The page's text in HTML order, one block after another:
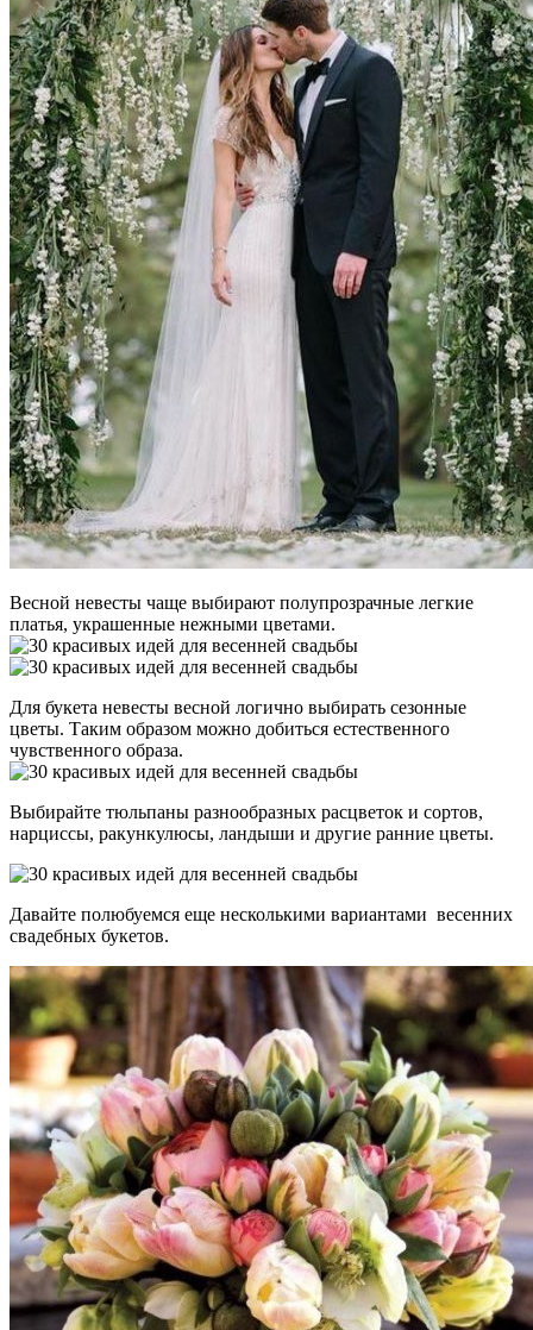
Весной невесты чаще выбирают полупрозрачные легкие
платья, украшенные нежными цветами.
Для букета невесты весной логично выбирать сезонные
цветы. Таким образом можно добиться естественного
чувственного образа.
Выбирайте тюльпаны разнообразных расцветок и сортов,
нарциссы, ракункулюсы, ландыши и другие ранние цветы.
Давайте полюбуемся еще несколькими вариантами весенних
свадебных букетов.